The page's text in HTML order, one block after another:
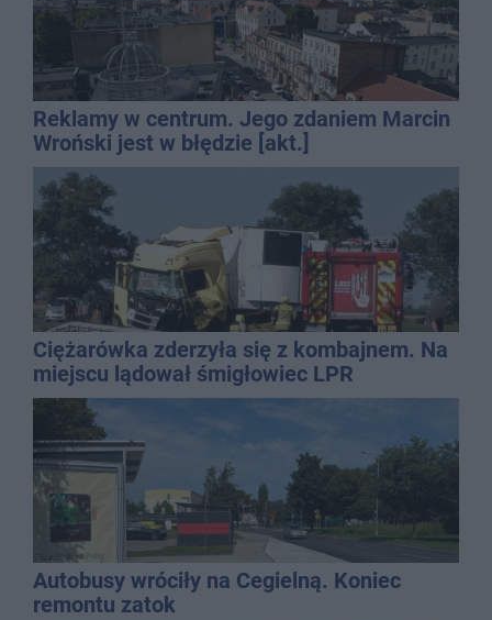
Reklamy w centrum. Jego zdaniem Marcin
Wroński jest w błędzie [akt.]
Ciężarówka zderzyła się z kombajnem. Na
miejscu lądował śmigłowiec LPR
Autobusy wróciły na Cegielną. Koniec
remontu zatok